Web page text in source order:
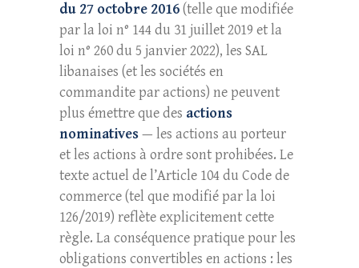
du 27 octobre 2016(telle que modifiée
par la loi n° 144 du 31 juillet 2019 et la
loi n° 260 du 5 janvier 2022), les SAL
libanaises (et les sociétés en
commandite par actions) ne peuvent
plus émettre que des actions
nominatives— les actions au porteur
et les actions à ordre sont prohibées. Le
texte actuel de l’Article 104 du Code de
commerce (tel que modifié par la loi
126/2019) reflète explicitement cette
règle. La conséquence pratique pour les
obligations convertibles en actions : les